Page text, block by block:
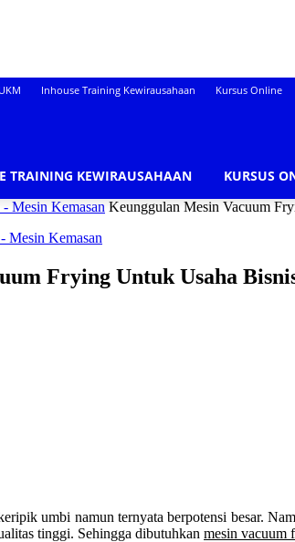
Inhouse Training Kewirausahaan Kursus Online
TRAINING KEWIRAUSAHAAN KURSUS
Mesin Kemasan Keunggulan Mesin Vacuum
Mesin Kemasan
Frying Untuk Usaha
umbi namun ternyata berpotensi besar.
tinggi. Sehingga dibutuhkan mesin vacuum